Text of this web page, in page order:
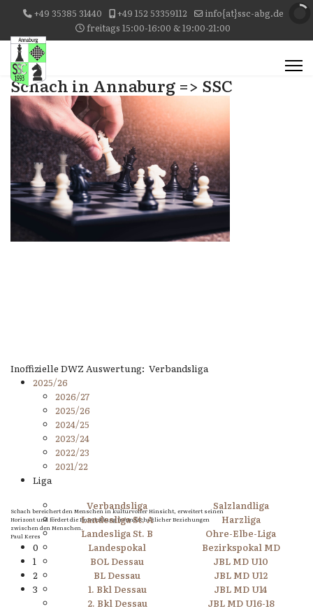
+49 35385 31440 +49 152 53359112
info{at}ssc-abg.de
freitags 15:00-16:00 & 19:00-21:00
Schach in Annaburg => SSC
Schach bereichert den Menschen in kulturvoller Hinsicht, erweitert seinen
Horizont und fördert die Entwicklung freundschaftlicher Beziehungen
zwischen den Menschen.
Paul Keres
0
1
2
3
Inoffizielle DWZ Auswertung: Verbandsliga
2025/26
2026/27
2025/26
2024/25
2023/24
2022/23
2021/22
Liga
Verbandsliga
Salzlandliga
Landesliga St. A
Harzliga
Landesliga St. B
Ohre-Elbe-Liga
Landespokal
Bezirkspokal MD
BOL Dessau
JBL MD U10
BL Dessau
JBL MD U12
1. Bkl Dessau
JBL MD U14
2. Bkl Dessau
JBL MD U16-18